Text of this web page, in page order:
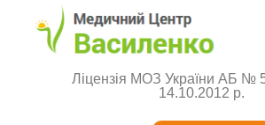
Ліцензія МОЗ України АБ №
14.10.2012 р.